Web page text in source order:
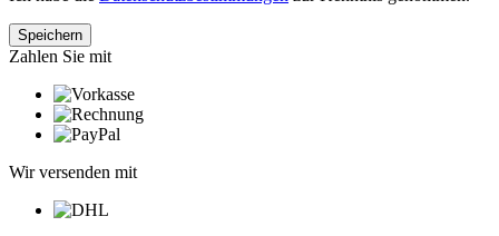
Zahlen Sie mit
Wir versenden mit